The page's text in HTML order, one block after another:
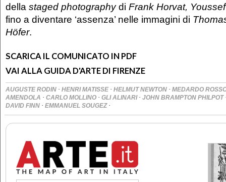
della staged photographydi Frank Horvat,
fino a diventare ‘assenza’ nelle immagini di
Höfer.
SCARICA IL COMUNICATO IN PDF
VAI ALLA GUIDA D'ARTE DI FIRENZE
AUGUSTE RODIN · HENRI MATISSE · HELMUT NEWTON · MEDARDO
AMENDOLA · CARLO MOLLINO · GLI ALINARI · JOHN BRAMPTON PHILPOT
DAVID FINN · EMMANUEL SOUGEZ ·